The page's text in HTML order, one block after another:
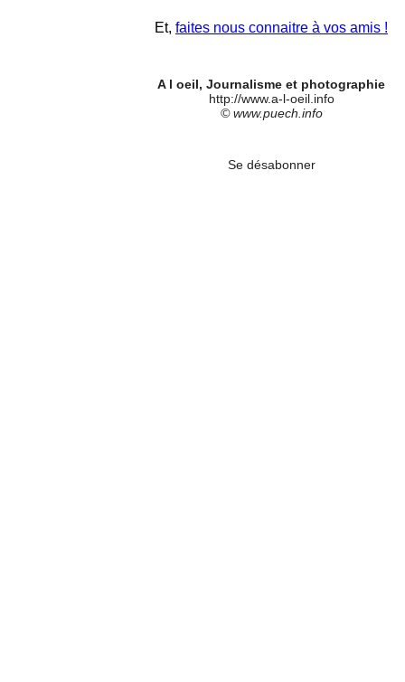
Et, faites nous connaitre à vos amis !
A l oeil, Journalisme et photographie
http://www.a-l-oeil.info
© www.puech.info
Se désabonner